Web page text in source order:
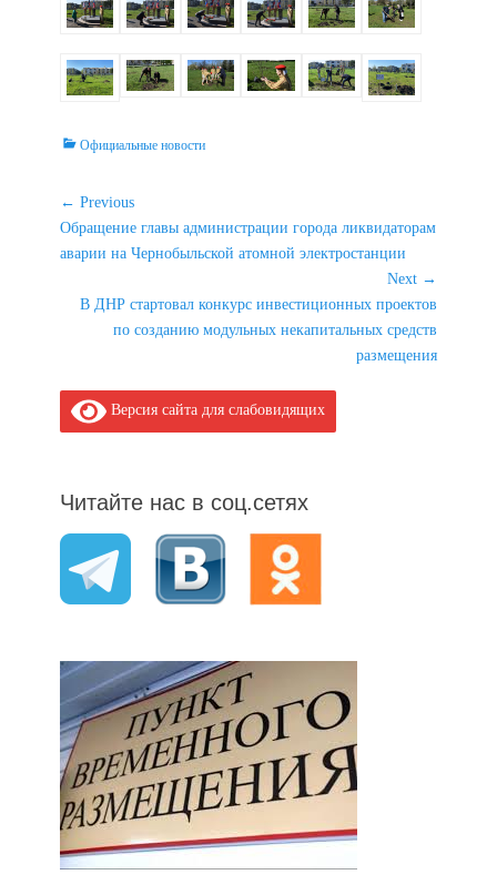
Categories
Официальные новости
Навигация
по
записям
← Previous
Previous
post:
Обращение главы администрации города ликвидаторам
аварии на Чернобыльской атомной электростанции
Next →
NextВ ДНР стартовал конкурс инвестиционных проектов
по созданию модульных некапитальных средств
размещения
Версия сайта для слабовидящих
Читайте нас в соц.сетях